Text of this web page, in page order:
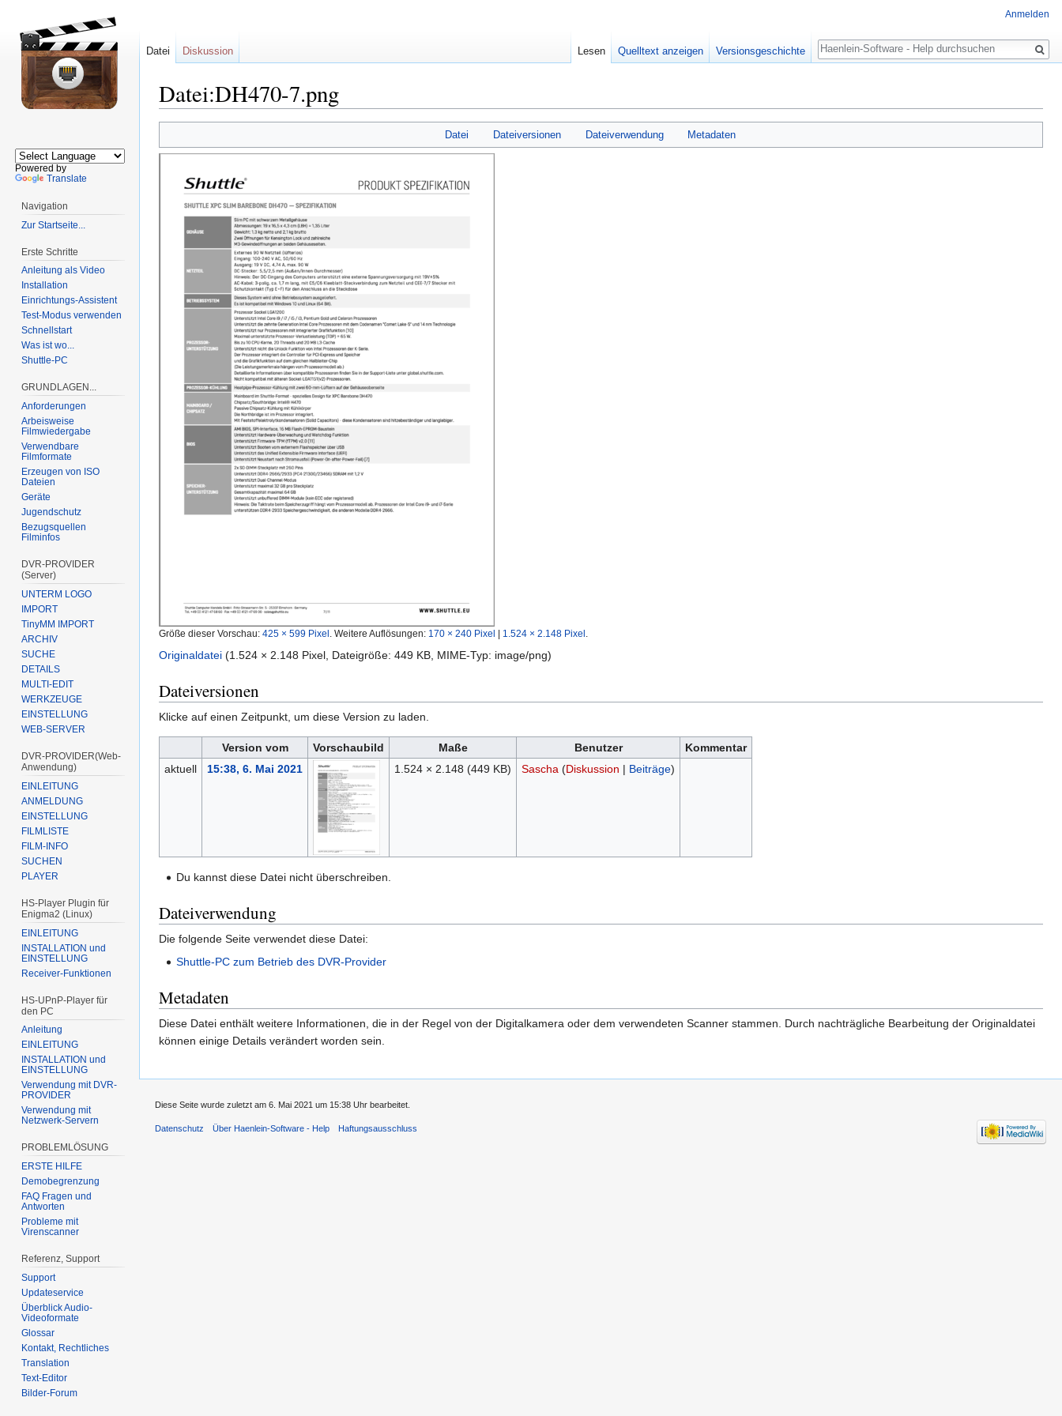
Datei:DH470-7.png
Navigation
Suche
Datei Dateiversionen Dateiverwendung Metadaten
Größe dieser Vorschau: 425 × 599 Pixel Weitere Auflösungen: 170 × 240 Pixel 1.524 × 2.148 Pixel
Originaldatei (1.524 × 2.148 Pixel, Dateigröße: 449 KB, MIME-Typ: image/png)
Dateiversionen
Klicke auf einen Zeitpunkt, um diese Version zu laden.
Version vom Vorschaubild Maße Benutzer
Kommentar
aktuell
15:38, 6. Mai 2021 1.524 × 2.148 (449 KB) Sascha (Diskussion | Beiträge)
Du kannst diese Datei nicht überschreiben.
Dateiverwendung
Die folgende Seite verwendet diese Datei:
Shuttle-PC zum Betrieb des DVR-Provider
Metadaten
Diese Datei enthält weitere Informationen, die in der Regel von der Digitalkamera oder dem verwendeten Scanner stammen. Durch nachträgliche Bearbeitung der Originaldatei
können einige Details verändert worden sein.
Anmelden
Datei Diskussion Lesen Quelltext anzeigen Versionsgeschichte
Suche
Powered by
Translate
Navigation
Zur Startseite...
Erste Schritte
Anleitung als Video
Installation
Einrichtungs-Assistent
Test-Modus verwenden
Schnellstart
Was ist wo...
Shuttle-PC
GRUNDLAGEN...
Anforderungen
Arbeisweise
Filmwiedergabe
Verwendbare
Filmformate
Erzeugen von ISO
Dateien
Geräte
Jugendschutz
Bezugsquellen
Filminfos
DVR-PROVIDER
(Server)
UNTERM LOGO
IMPORT
TinyMM IMPORT
ARCHIV
SUCHE
DETAILS
MULTI-EDIT
WERKZEUGE
EINSTELLUNG
WEB-SERVER
DVR-PROVIDER(Web-
Anwendung)
EINLEITUNG
ANMELDUNG
EINSTELLUNG
FILMLISTE
FILM-INFO
SUCHEN
PLAYER
HS-Player Plugin für
Enigma2 (Linux)
EINLEITUNG
INSTALLATION und
EINSTELLUNG
Receiver-Funktionen
HS-UPnP-Player für
den PC
Anleitung
EINLEITUNG
INSTALLATION und
EINSTELLUNG
Verwendung mit DVR-
PROVIDER
Verwendung mit
Netzwerk-Servern
PROBLEMLÖSUNG
ERSTE HILFE
Demobegrenzung
FAQ Fragen und
Antworten
Probleme mit
Virenscanner
Referenz, Support
Support
Updateservice
Überblick Audio-
Videoformate
Glossar
Kontakt, Rechtliches
Translation
Text-Editor
Bilder-Forum
Diese Seite wurde zuletzt am 6. Mai 2021 um 15:38 Uhr bearbeitet.
Datenschutz Über Haenlein-Software - Help Haftungsausschluss